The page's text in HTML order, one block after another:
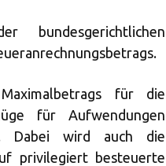
bundesgerichtlichen
für die
für Aufwendungen
Dabei wird auch die
privilegiert besteuerte